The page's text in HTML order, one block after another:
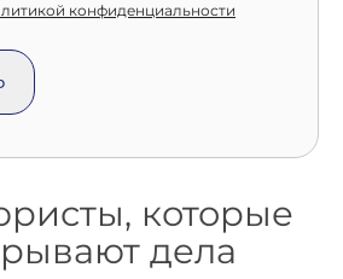
конфиденциальности
которые
дела